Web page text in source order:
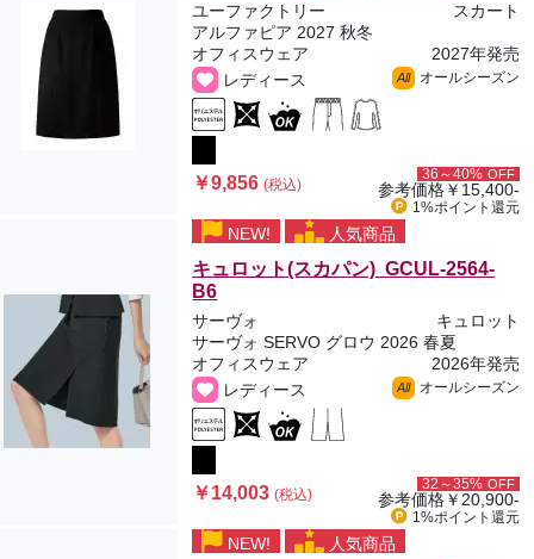
ユーファクトリー
スカート
アルファピア 2027 秋冬
オフィスウェア
2027年発売
レディース
All オールシーズン
￥9,856(税込)
36～40% OFF
参考価格￥15,400-
1%ポイント 還元
NEW! 人気商品
キュロット(スカパン) GCUL-2564-
B6
サーヴォ
キュロット
サーヴォ SERVO グロウ 2026 春夏
オフィスウェア
2026年発売
レディース
All オールシーズン
￥14,003(税込)
32～35% OFF
参考価格￥20,900-
1%ポイント 還元
NEW! 人気商品